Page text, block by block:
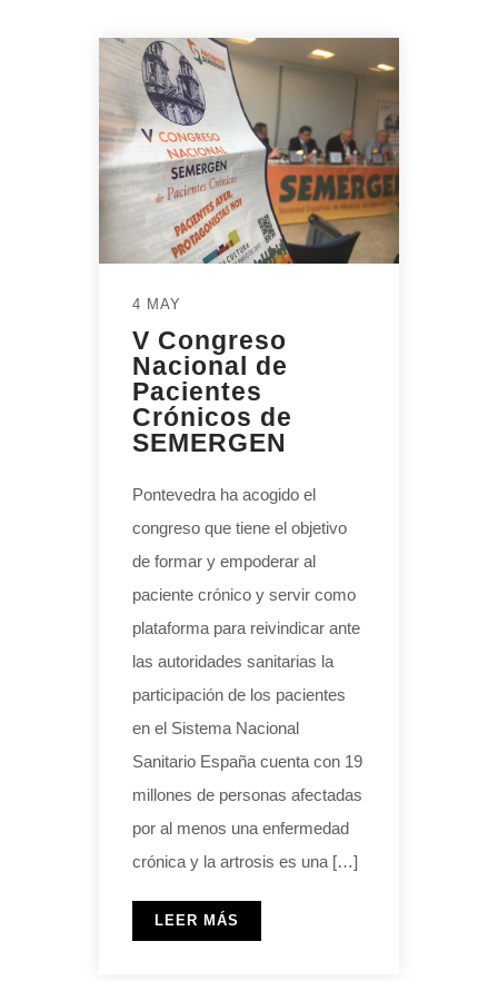
4 MAY
V Congreso
Nacional de
Pacientes
Crónicos de
SEMERGEN
Pontevedra ha acogido el
congreso que tiene el objetivo
de formar y empoderar al
paciente crónico y servir como
plataforma para reivindicar ante
las autoridades sanitarias la
participación de los pacientes
en el Sistema Nacional
Sanitario España cuenta con 19
millones de personas afectadas
por al menos una enfermedad
crónica y la artrosis es una […]
LEER MÁS